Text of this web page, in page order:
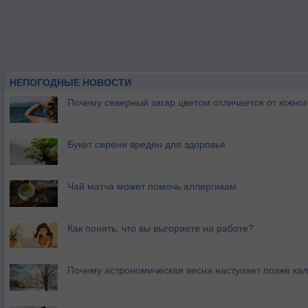
НЕПОГОДНЫЕ НОВОСТИ
Почему северный загар цветом отличается от
Букет сирени вреден для здоровья
Чай матча может помочь аллергикам
Как понять, что вы выгораете на работе?
Почему астрономическая весна наступает позже